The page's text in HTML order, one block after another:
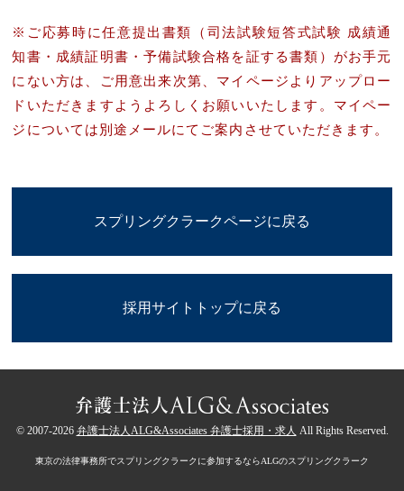
※ご応募時に任意提出書類（司法試験短答式試験 成績通
知書・成績証明書・予備試験合格を証する書類）がお手元
にない方は、ご用意出来次第、マイページよりアップロー
ドいただきますようよろしくお願いいたします。マイペー
ジについては別途メールにてご案内させていただきます。
スプリングクラークページに戻る
採用サイトトップに戻る
© 2007-2026 弁護士法人ALG&Associates 弁護士採用・求人 All Rights Reserved.
東京の法律事務所でスプリングクラークに参加するならALGのスプリングクラーク